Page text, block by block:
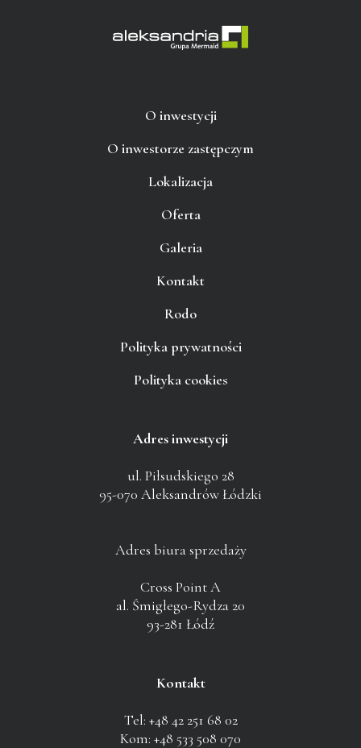
O inwestycji
O inwestorze zastępczym
Lokalizacja
Oferta
Galeria
Kontakt
Rodo
Polityka prywatności
Polityka cookies
Adres inwestycji
ul. Piłsudskiego 28
95-070 Aleksandrów Łódzki
Adres biura sprzedaży
Cross Point A
al. Śmigłego-Rydza 20
93-281 Łódź
Kontakt
Tel: +48 42 251 68 02
Kom: +48 533 508 070